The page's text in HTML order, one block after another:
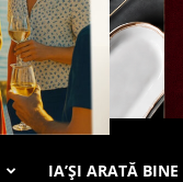
IA’ȘI ARATĂ BINE